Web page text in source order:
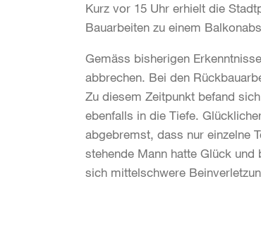
Kurz vor 15 Uhr erhielt die
Bauarbeiten zu einem
Gemäss bisherigen
abbrechen. Bei den
Zu diesem Zeitpunkt befand
ebenfalls in die Tiefe.
abgebremst, dass nur einzelne
stehende Mann hatte Glück
sich mittelschwere